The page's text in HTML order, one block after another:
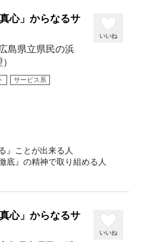
心」からなるサ
島県立県民の浜
いいね
サービス系
』ことが出来る人
底』の精神で取り組める人
心」からなるサ
いいね